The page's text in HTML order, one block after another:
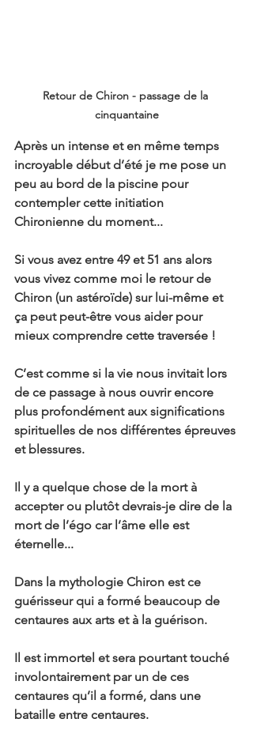
Retour de Chiron - passage de la
cinquantaine
Après un intense et en même temps
incroyable début d’été je me pose un
peu au bord de la piscine pour
contempler cette initiation
Chironienne du moment...
Si vous avez entre 49 et 51 ans alors
vous vivez comme moi le retour de
Chiron (un astéroïde) sur lui-même et
ça peut peut-être vous aider pour
mieux comprendre cette traversée !
C’est comme si la vie nous invitait lors
de ce passage à nous ouvrir encore
plus profondément aux significations
spirituelles de nos différentes épreuves
et blessures.
Il y a quelque chose de la mort à
accepter ou plutôt devrais-je dire de la
mort de l’égo car l’âme elle est
éternelle...
Dans la mythologie Chiron est ce
guérisseur qui a formé beaucoup de
centaures aux arts et à la guérison.
Il est immortel et sera pourtant touché
involontairement par un de ces
centaures qu’il a formé, dans une
bataille entre centaures.